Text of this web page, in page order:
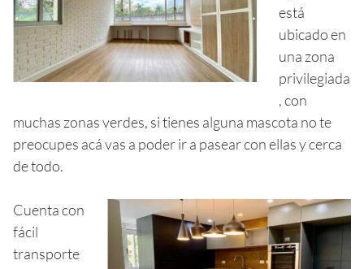
está
ubicado en
una zona
privilegiada
, con
muchas zonas verdes, si tienes alguna mascota no te
preocupes acá vas a poder ir a pasear con ellas y cerca
de todo.
Cuenta con
fácil
transporte